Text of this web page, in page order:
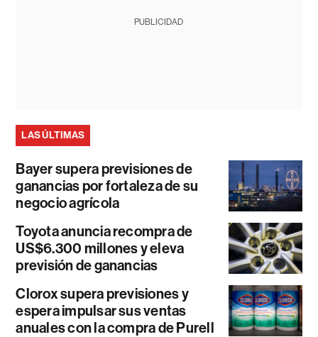
PUBLICIDAD
LAS ÚLTIMAS
Bayer supera previsiones de
ganancias por fortaleza de su
negocio agrícola
Toyota anuncia recompra de
US$6.300 millones y eleva
previsión de ganancias
Clorox supera previsiones y
espera impulsar sus ventas
anuales con la compra de Purell